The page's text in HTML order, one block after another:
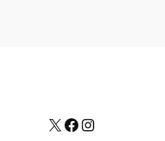
X Facebook
Instagram